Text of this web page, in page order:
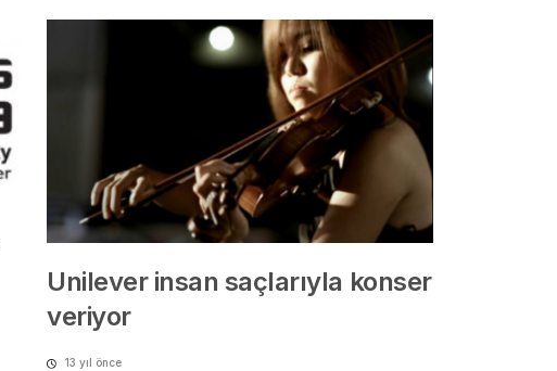
Unilever insan saçlarıyla konser
veriyor
13 yıl önce